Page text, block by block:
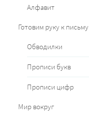
Алфавит
Готовим руку к письму
Обводилки
Прописи букв
Прописи цифр
Мир вокруг